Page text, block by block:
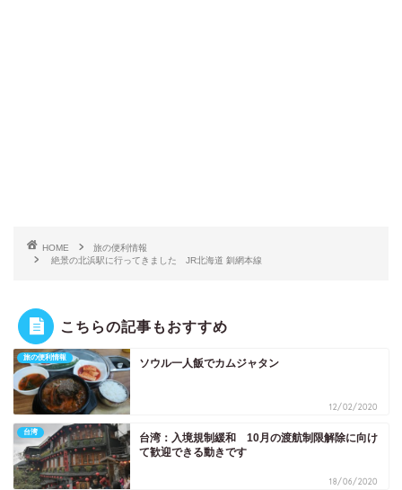
HOME
旅の便利情報
絶景の北浜駅に行ってきました JR北海道 釧網本線
こちらの記事もおすすめ
旅の便利情報 ソウル一人飯でカムジャタン
12/02/2020
台湾
台湾：入境規制緩和 10月の渡航制限解除に向け
て歓迎できる動きです
18/06/2020